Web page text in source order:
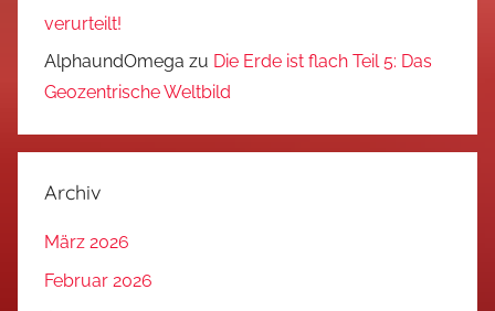
verurteilt!
AlphaundOmega zu Die Erde ist flach Teil 5: Das
Geozentrische Weltbild
Archiv
März 2026
Februar 2026